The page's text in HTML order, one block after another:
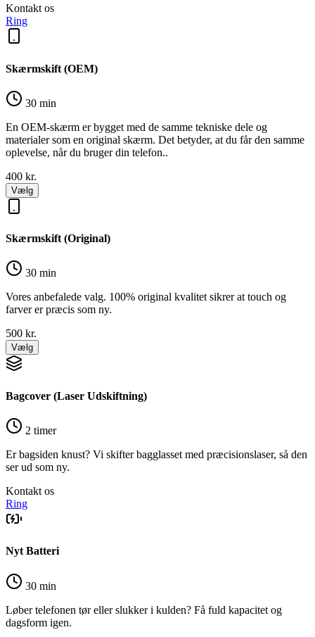
Kontakt os
Ring
Skærmskift (OEM)
30 min
En OEM-skærm er bygget med de samme tekniske dele og
materialer som en original skærm. Det betyder, at du får den samme
oplevelse, når du bruger din telefon..
400 kr.
Vælg
Skærmskift (Original)
30 min
Vores anbefalede valg. 100% original kvalitet sikrer at touch og
farver er præcis som ny.
500 kr.
Vælg
Bagcover (Laser Udskiftning)
2 timer
Er bagsiden knust? Vi skifter bagglasset med præcisionslaser, så den
ser ud som ny.
Kontakt os
Ring
Nyt Batteri
30 min
Løber telefonen tør eller slukker i kulden? Få fuld kapacitet og
dagsform igen.